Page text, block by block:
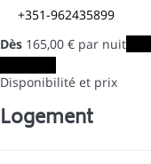
+351-962435899
Dès 165,00 € par nuit
Disponibilité et prix
Logement